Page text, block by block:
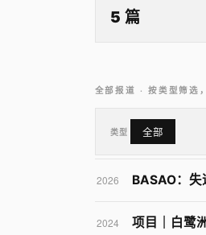
5 篇
全部报道 · 按类型筛选
类型 全部
2026 BASAO：
2024 项目｜白鹭